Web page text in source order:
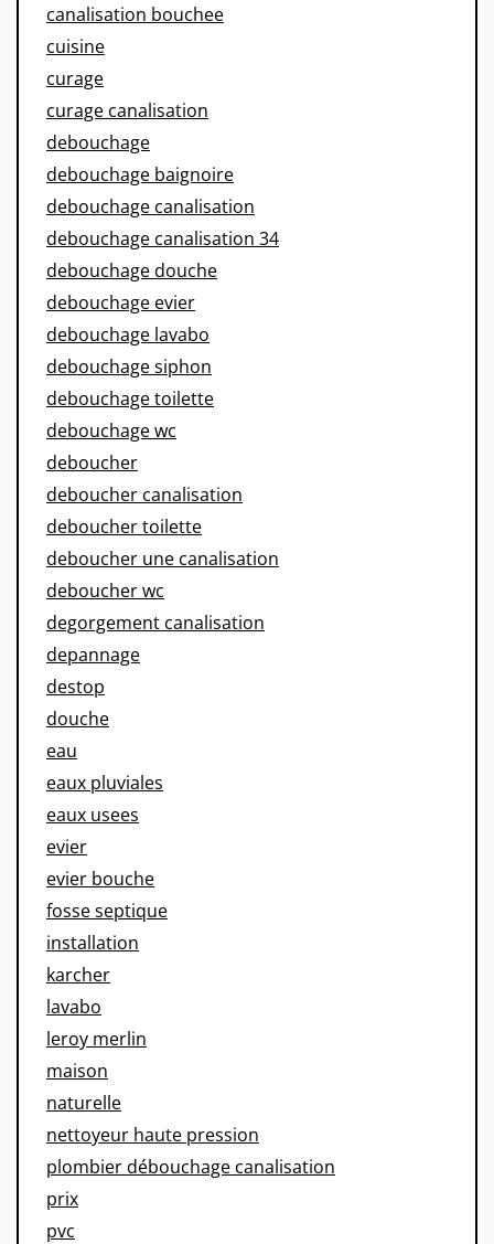
canalisation bouchee
cuisine
curage
curage canalisation
debouchage
debouchage baignoire
debouchage canalisation
debouchage canalisation 34
debouchage douche
debouchage evier
debouchage lavabo
debouchage siphon
debouchage toilette
debouchage wc
deboucher
deboucher canalisation
deboucher toilette
deboucher une canalisation
deboucher wc
degorgement canalisation
depannage
destop
douche
eau
eaux pluviales
eaux usees
evier
evier bouche
fosse septique
installation
karcher
lavabo
leroy merlin
maison
naturelle
nettoyeur haute pression
plombier débouchage canalisation
prix
pvc